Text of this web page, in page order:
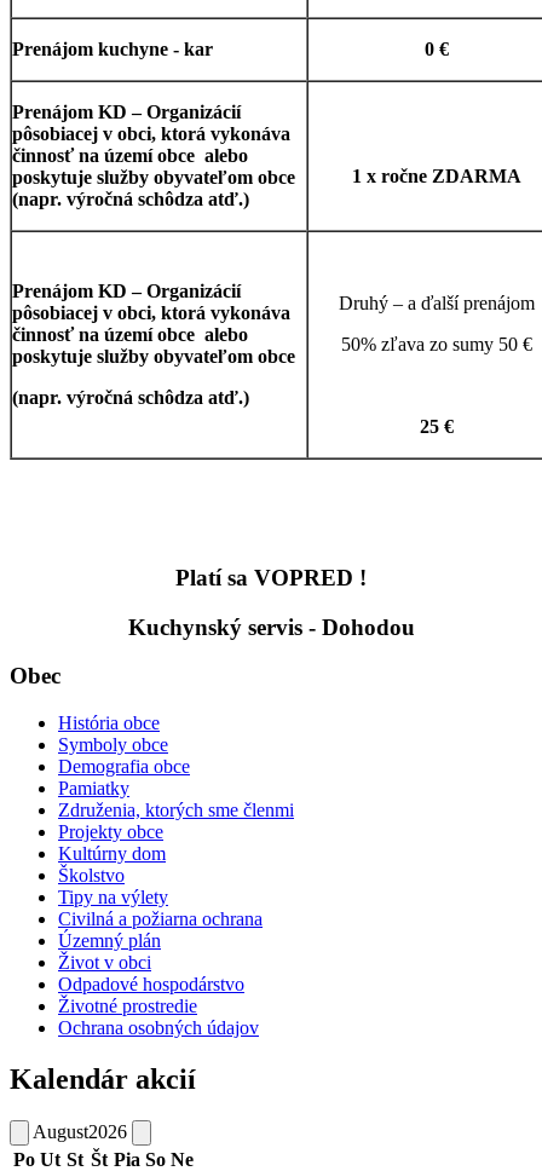
Prenájom kuchyne - kar 0 €
Prenájom KD – Organizácií
pôsobiacej v obci, ktorá vykonáva
činnosť na území obce alebo
poskytuje služby obyvateľom obce
(napr. výročná schôdza atď.)
1 x ročne ZDARMA
Prenájom KD – Organizácií
pôsobiacej v obci, ktorá vykonáva
činnosť na území obce alebo
poskytuje služby obyvateľom obce
(napr. výročná schôdza atď.)
Druhý – a ďalší prenájom
50% zľava zo sumy 50 €
25 €
Platí sa VOPRED !
Kuchynský servis - Dohodou
Obec
História obce
Symboly obce
Demografia obce
Pamiatky
Združenia, ktorých sme členmi
Projekty obce
Kultúrny dom
Školstvo
Tipy na výlety
Civilná a požiarna ochrana
Územný plán
Život v obci
Odpadové hospodárstvo
Životné prostredie
Ochrana osobných údajov
Kalendár akcií
August2026
Po Ut St Št Pia So Ne